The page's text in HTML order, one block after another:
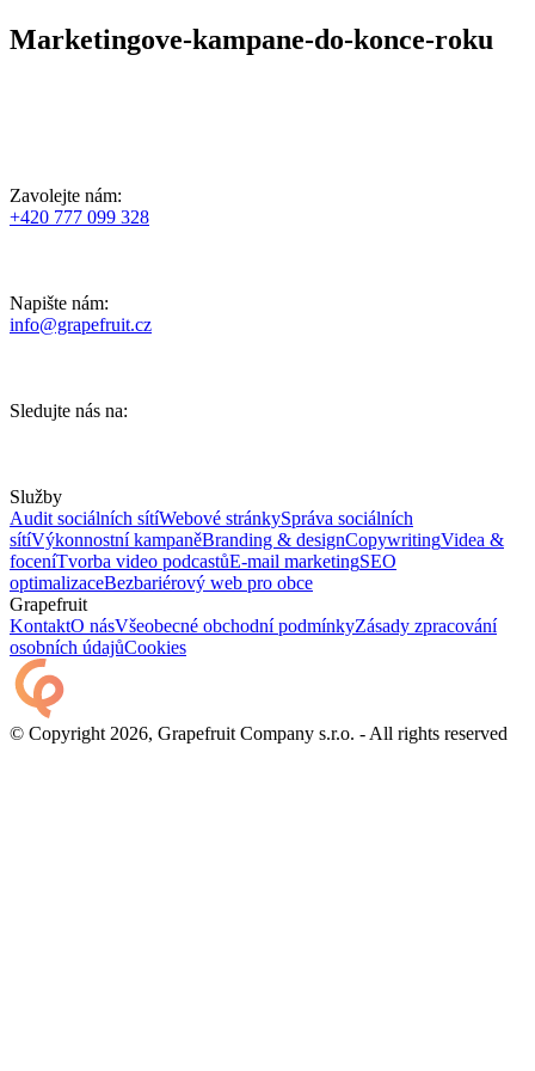
Marketingove-kampane-do-konce-roku
Zavolejte nám:
+420 777 099 328
Napište nám:
info@grapefruit.cz
Sledujte nás na:
Služby
Audit sociálních sítíWebové stránkySpráva sociálních
sítíVýkonnostní kampaněBranding & designCopywritingVidea &
foceníTvorba video podcastůE-mail marketingSEO
optimalizaceBezbariérový web pro obce
Grapefruit
KontaktO násVšeobecné obchodní podmínkyZásady zpracování
osobních údajůCookies
© Copyright 2026, Grapefruit Company s.r.o. - All rights reserved